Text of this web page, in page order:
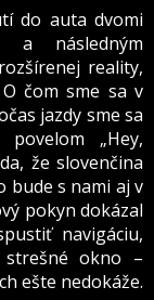
do auta dvomi
a následným
reality,
čom sme sa v
jazdy sme sa
„Hey,
že slovenčina
bude s nami aj v
pokyn dokázal
navigáciu,
okno –
ešte nedokáže.